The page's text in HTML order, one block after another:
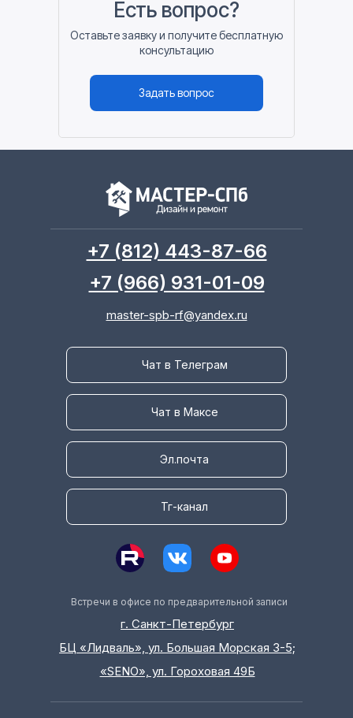
Есть вопрос?
Оставьте заявку и получите бесплатную
консультацию
Задать вопрос
master-spb-rf@yandex.ru
г. Санкт-Петербург
БЦ «Лидваль», ул. Большая Морская 3-5;
«SENO», ул. Гороховая 49Б
+7 (812) 443-87-66
+7 (966) 931-01-09
Встречи в офисе по предварительной записи
Чат в Телеграм
Чат в Максе
Эл.почта
Тг-канал